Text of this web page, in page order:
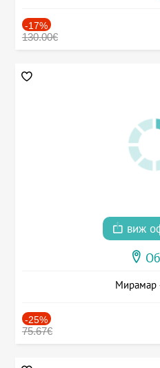
-17%
130.00€
виж
Мирамар
-25%
75.67€